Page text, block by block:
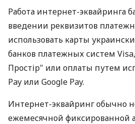
Работа интернет-эквайринга
введении реквизитов
использовать карты
банков платежных систем
Простір" или оплаты путем
Pay или Google Pay.
Интернет-эквайринг обычно
ежемесячной фиксированной